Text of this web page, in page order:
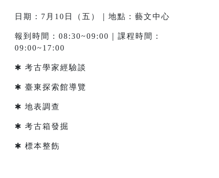
日期：7月10日（五）｜地點：藝文中心
報到時間：08:30~09:00｜課程時間：
09:00~17:00
✱ 考古學家經驗談
✱ 臺東探索館導覽
✱ 地表調查
✱ 考古箱發掘
✱ 標本整飭